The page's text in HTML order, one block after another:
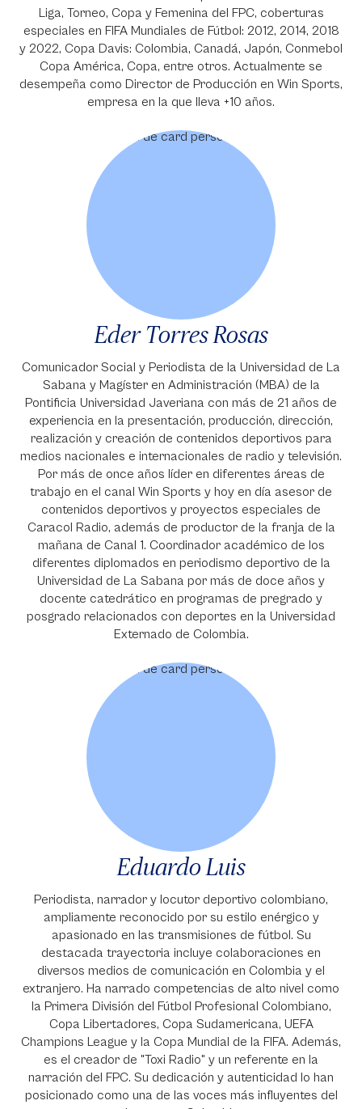
Liga, Torneo, Copa y Femenina del FPC, coberturas
especiales en FIFA Mundiales de Fútbol: 2012, 2014, 2018
y 2022, Copa Davis: Colombia, Canadá, Japón, Conmebol
Copa América, Copa, entre otros. Actualmente se
desempeña como Director de Producción en Win Sports,
empresa en la que lleva +10 años.
Eder Torres Rosas
Comunicador Social y Periodista de la Universidad de La
Sabana y Magíster en Administración (MBA) de la
Pontificia Universidad Javeriana con más de 21 años de
experiencia en la presentación, producción, dirección,
realización y creación de contenidos deportivos para
medios nacionales e internacionales de radio y televisión.
Por más de once años líder en diferentes áreas de
trabajo en el canal Win Sports y hoy en día asesor de
contenidos deportivos y proyectos especiales de
Caracol Radio, además de productor de la franja de la
mañana de Canal 1. Coordinador académico de los
diferentes diplomados en periodismo deportivo de la
Universidad de La Sabana por más de doce años y
docente catedrático en programas de pregrado y
posgrado relacionados con deportes en la Universidad
Externado de Colombia.
Eduardo Luis
Periodista, narrador y locutor deportivo colombiano,
ampliamente reconocido por su estilo enérgico y
apasionado en las transmisiones de fútbol. Su
destacada trayectoria incluye colaboraciones en
diversos medios de comunicación en Colombia y el
extranjero. Ha narrado competencias de alto nivel como
la Primera División del Fútbol Profesional Colombiano,
Copa Libertadores, Copa Sudamericana, UEFA
Champions League y la Copa Mundial de la FIFA. Además,
es el creador de "Toxi Radio" y un referente en la
narración del FPC. Su dedicación y autenticidad lo han
posicionado como una de las voces más influyentes del